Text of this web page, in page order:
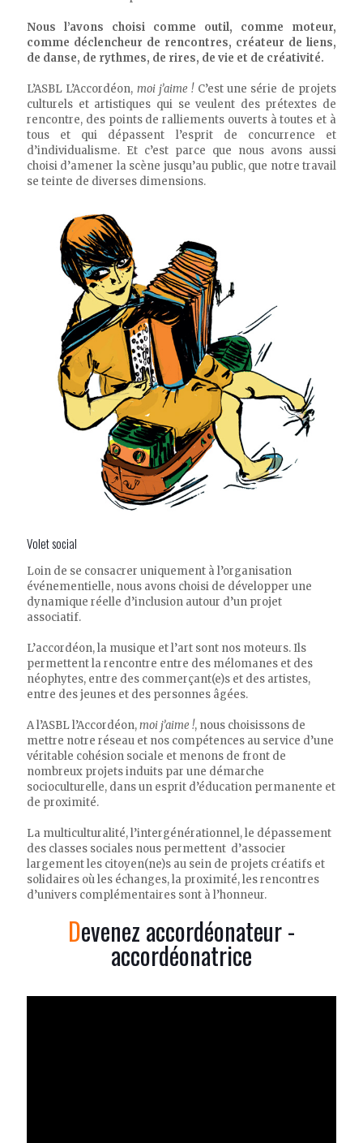
Nous l’avons choisi comme outil, comme moteur,
comme déclencheur de rencontres, créateur de liens,
de danse, de rythmes, de rires, de vie et de créativité.
L’ASBL L’Accordéon, moi j’aime ! C’est une série de projets
culturels et artistiques qui se veulent des prétextes de
rencontre, des points de ralliements ouverts à toutes et à
tous et qui dépassent l’esprit de concurrence et
d’individualisme. Et c’est parce que nous avons aussi
choisi d’amener la scène jusqu’au public, que notre travail
se teinte de diverses dimensions.
Volet social
Loin de se consacrer uniquement à l’organisation
événementielle, nous avons choisi de développer une
dynamique réelle d’inclusion autour d’un projet
associatif.
L’accordéon, la musique et l’art sont nos moteurs. Ils
permettent la rencontre entre des mélomanes et des
néophytes, entre des commerçant(e)s et des artistes,
entre des jeunes et des personnes âgées.
A l’ASBL l’Accordéon,moi j’aime !, nous choisissons de
mettre notre réseau et nos compétences au service d’une
véritable cohésion sociale et menons de front de
nombreux projets induits par une démarche
socioculturelle, dans un esprit d’éducation permanente et
de proximité.
La multiculturalité, l’intergénérationnel, le dépassement
des classes sociales nous permettent d’associer
largement les citoyen(ne)s au sein de projets créatifs et
solidaires où les échanges, la proximité, les rencontres
d’univers complémentaires sont à l’honneur.
Devenez accordéonateur -
accordéonatrice